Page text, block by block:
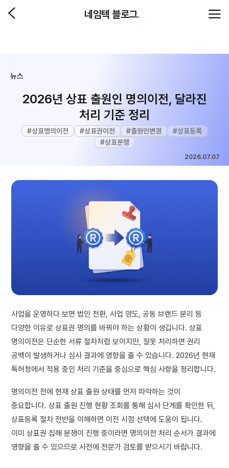
네임텍 블로그.
뉴스
2026년 상표 출원인 명의이전, 달라진
처리 기준 정리
#상표명의이전 #상표권이전 #출원인변경 #상표등록
#상표분쟁
2026.07.07
사업을 운영하다 보면 법인 전환, 사업 양도, 공동 브랜드 분리 등
다양한 이유로 상표권 명의를 바꿔야 하는 상황이 생깁니다. 상표
명의이전은 단순한 서류 절차처럼 보이지만, 잘못 처리하면 권리
공백이 발생하거나 심사 결과에 영향을 줄 수 있습니다. 2026년 현재
특허청에서 적용 중인 처리 기준을 중심으로 핵심 사항을 정리합니다.
명의이전 전에 현재 상표 출원 상태를 먼저 파악하는 것이
중요합니다. 상표 출원 진행 현황 조회를 통해 심사 단계를 확인한 뒤,
상표등록 절차 전반을 이해하면 이전 시점 선택에 도움이 됩니다.
이미 상표권 침해 분쟁이 진행 중이라면 명의이전 처리 순서가 결과에
영향을 줄 수 있으므로 사전에 전문가 검토를 받으시기 바랍니다.